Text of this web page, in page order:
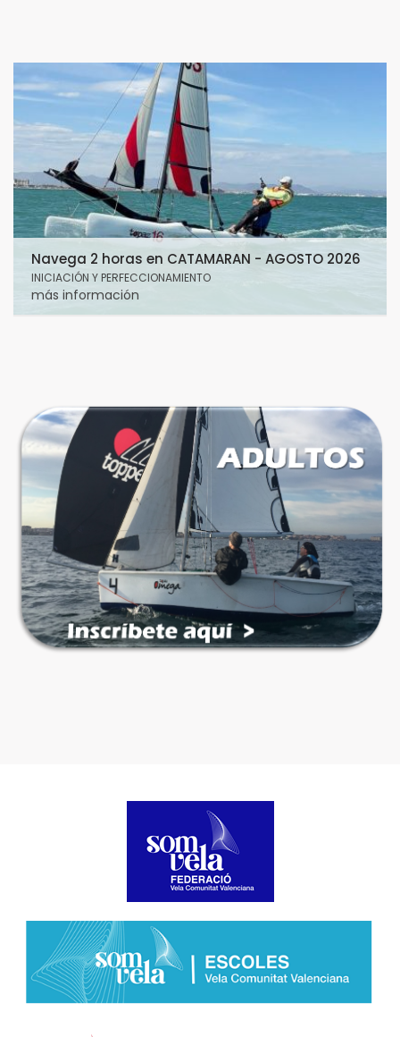
Navega 2 horas en CATAMARAN - AGOSTO 2026
INICIACIÓN Y PERFECCIONAMIENTO
más información